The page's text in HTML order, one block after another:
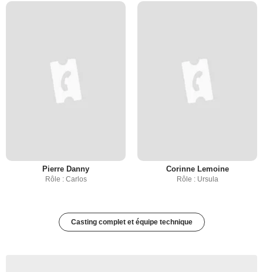
Pierre Danny
Rôle : Carlos
Corinne Lemoine
Rôle : Ursula
Casting complet et équipe technique